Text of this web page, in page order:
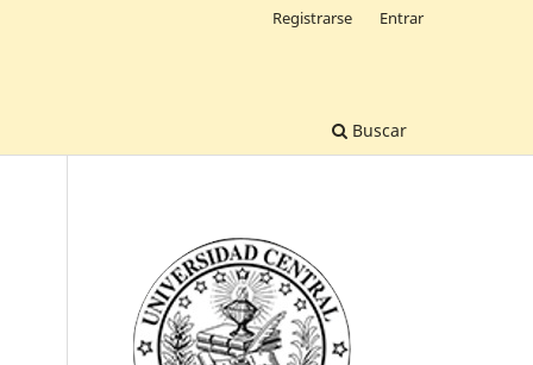
Buscar
Registrarse Entrar